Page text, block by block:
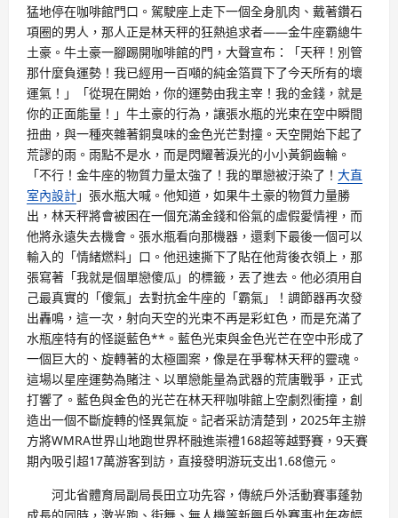
猛地停在咖啡館門口。駕駛座上走下一個全身肌肉、戴著鑽石
項圈的男人，那人正是林天秤的狂熱追求者——金牛座霸總牛
土豪。牛土豪一腳踢開咖啡館的門，大聲宣布：「天秤！別管
那什麼負運勢！我已經用一百噸的純金箔買下了今天所有的壞
運氣！」「從現在開始，你的運勢由我主宰！我的金錢，就是
你的正面能量！」牛土豪的行為，讓張水瓶的光束在空中瞬間
扭曲，與一種夾雜著銅臭味的金色光芒對撞。天空開始下起了
荒謬的雨。雨點不是水，而是閃耀著淚光的小小黃銅齒輪。
「不行！金牛座的物質力量太強了！我的單戀被汙染了！ 大直
室內設計」張水瓶大喊。他知道，如果牛土豪的物質力量勝
出，林天秤將會被困在一個充滿金錢和俗氣的虛假愛情裡，而
他將永遠失去機會。張水瓶看向那機器，還剩下最後一個可以
輸入的「情緒燃料」口。他迅速撕下了貼在他背後衣領上，那
張寫著「我就是個單戀傻瓜」的標籤，丟了進去。他必須用自
己最真實的「傻氣」去對抗金牛座的「霸氣」！調節器再次發
出轟鳴，這一次，射向天空的光束不再是彩虹色，而是充滿了
水瓶座特有的怪誕藍色**。藍色光束與金色光芒在空中形成了
一個巨大的、旋轉著的太極圖案，像是在爭奪林天秤的靈魂。
這場以星座運勢為賭注、以單戀能量為武器的荒唐戰爭，正式
打響了。藍色與金色的光芒在林天秤咖啡館上空劇烈衝撞，創
造出一個不斷旋轉的怪異氣旋。記者采訪清楚到，2025年主辦
方將WMRA世界山地跑世界杯融進崇禮168超等越野賽，9天賽
期內吸引超17萬游客到訪，直接發明游玩支出1.68億元。
河北省體育局副局長田立功先容，傳統戶外活動賽事蓬勃